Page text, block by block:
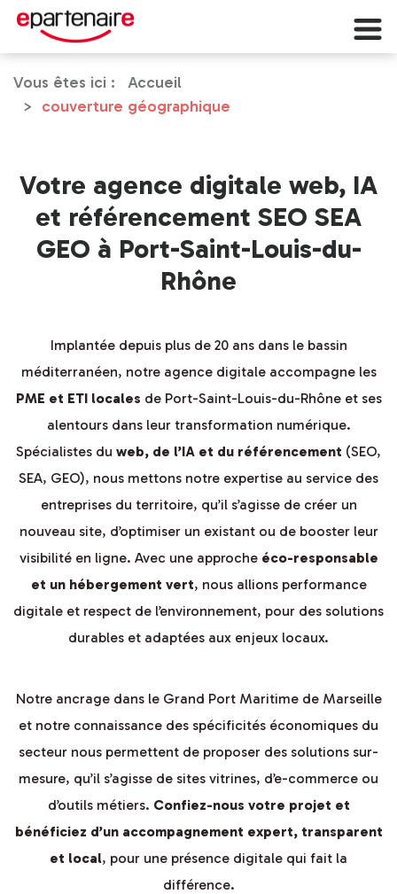
Vous êtes ici :
Accueil
couverture géographique
Votre agence digitale web, IA
et référencement SEO SEA
GEO à Port-Saint-Louis-du-
Rhône
Implantée depuis plus de 20 ans dans le bassin
méditerranéen, notre agence digitale accompagne les
PME et ETI locales de Port-Saint-Louis-du-Rhône et ses
alentours dans leur transformation numérique.
Spécialistes du web, de l’IA et du référencement (SEO,
SEA, GEO), nous mettons notre expertise au service des
entreprises du territoire, qu’il s’agisse de créer un
nouveau site, d’optimiser un existant ou de booster leur
visibilité en ligne. Avec une approche éco-responsable
et un hébergement vert, nous allions performance
digitale et respect de l’environnement, pour des solutions
durables et adaptées aux enjeux locaux.
Notre ancrage dans le Grand Port Maritime de Marseille
et notre connaissance des spécificités économiques du
secteur nous permettent de proposer des solutions sur-
mesure, qu’il s’agisse de sites vitrines, d’e-commerce ou
d’outils métiers. Confiez-nous votre projet et
bénéficiez d’un accompagnement expert, transparent
et local, pour une présence digitale qui fait la
différence.